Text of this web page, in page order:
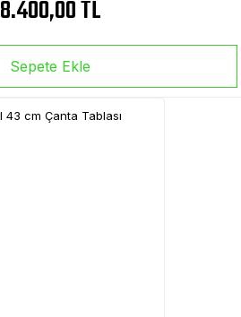
8.400,00 TL
Sepete Ekle